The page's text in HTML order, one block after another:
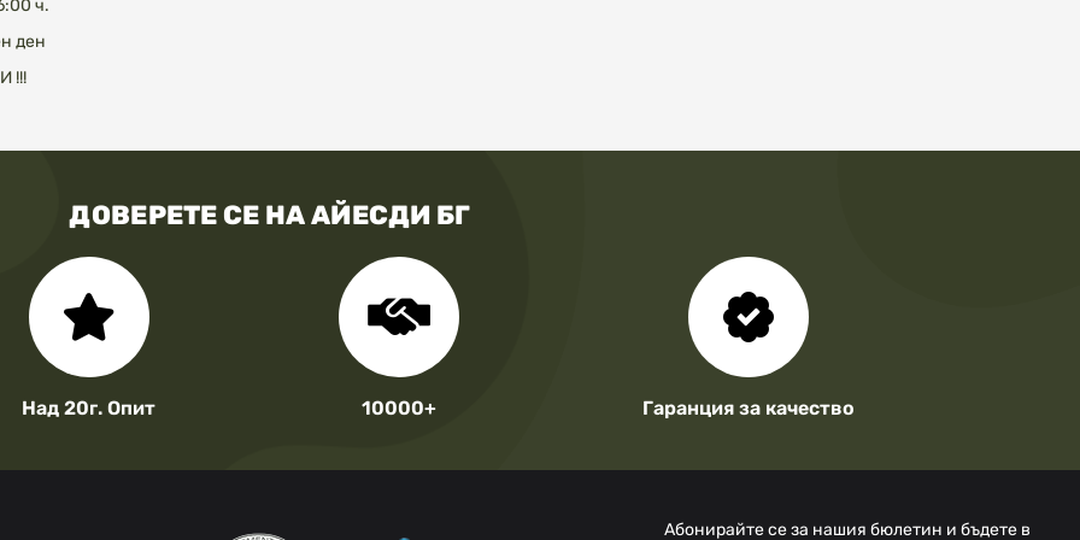
ч.
ден
!!!
ДОВЕРЕТЕ СЕ НА АЙЕСДИ БГ
Над 20г. Опит 10000+ Гаранция за качество
Абонирайте се за нашия бюлетин и бъдете в